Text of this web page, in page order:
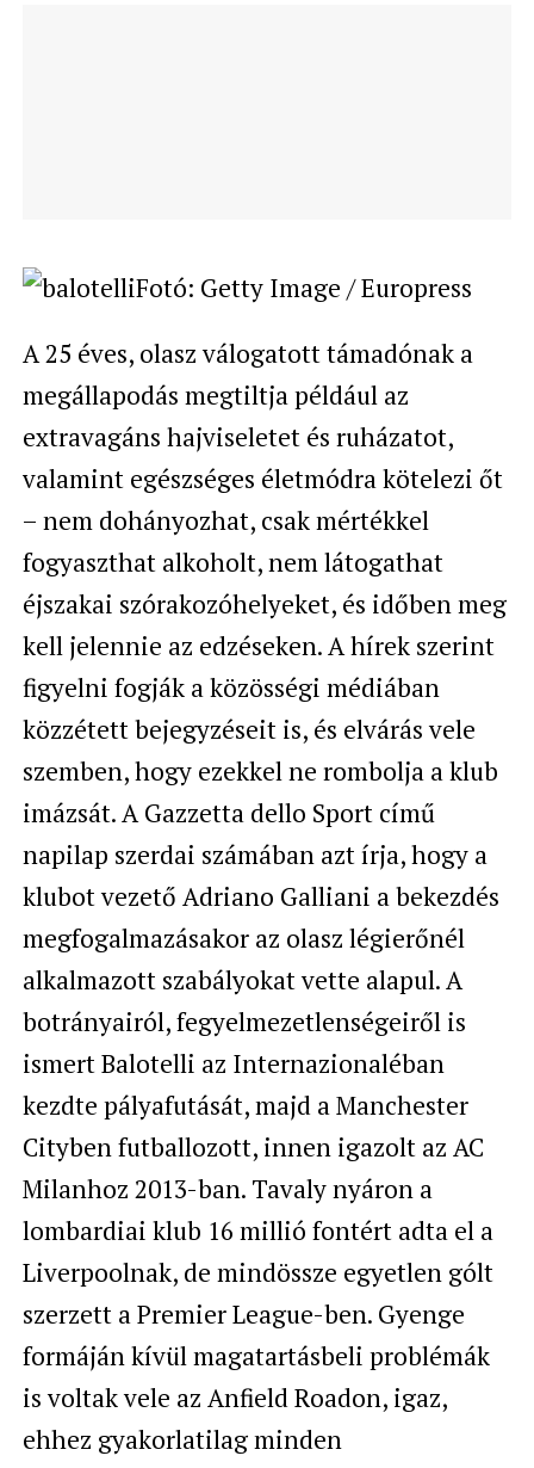
Fotó: Getty Image / Europress
A 25 éves, olasz válogatott támadónak a
megállapodás megtiltja például az
extravagáns hajviseletet és ruházatot,
valamint egészséges életmódra kötelezi őt
– nem dohányozhat, csak mértékkel
fogyaszthat alkoholt, nem látogathat
éjszakai szórakozóhelyeket, és időben meg
kell jelennie az edzéseken. A hírek szerint
figyelni fogják a közösségi médiában
közzétett bejegyzéseit is, és elvárás vele
szemben, hogy ezekkel ne rombolja a klub
imázsát. A Gazzetta dello Sport című
napilap szerdai számában azt írja, hogy a
klubot vezető Adriano Galliani a bekezdés
megfogalmazásakor az olasz légierőnél
alkalmazott szabályokat vette alapul. A
botrányairól, fegyelmezetlenségeiről is
ismert Balotelli az Internazionaléban
kezdte pályafutását, majd a Manchester
Cityben futballozott, innen igazolt az AC
Milanhoz 2013-ban. Tavaly nyáron a
lombardiai klub 16 millió fontért adta el a
Liverpoolnak, de mindössze egyetlen gólt
szerzett a Premier League-ben. Gyenge
formáján kívül magatartásbeli problémák
is voltak vele az Anfield Roadon, igaz,
ehhez gyakorlatilag minden